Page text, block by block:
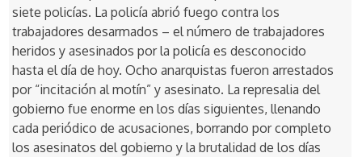
siete policías. La policía abrió fuego contra los
trabajadores desarmados – el número de trabajadores
heridos y asesinados por la policía es desconocido
hasta el día de hoy. Ocho anarquistas fueron arrestados
por “incitación al motín” y asesinato. La represalia del
gobierno fue enorme en los días siguientes, llenando
cada periódico de acusaciones, borrando por completo
los asesinatos del gobierno y la brutalidad de los días